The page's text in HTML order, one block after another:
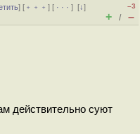
] [ ﹢﹢﹢] [ · · ·][↓]
–3
+ / –
действительно суют